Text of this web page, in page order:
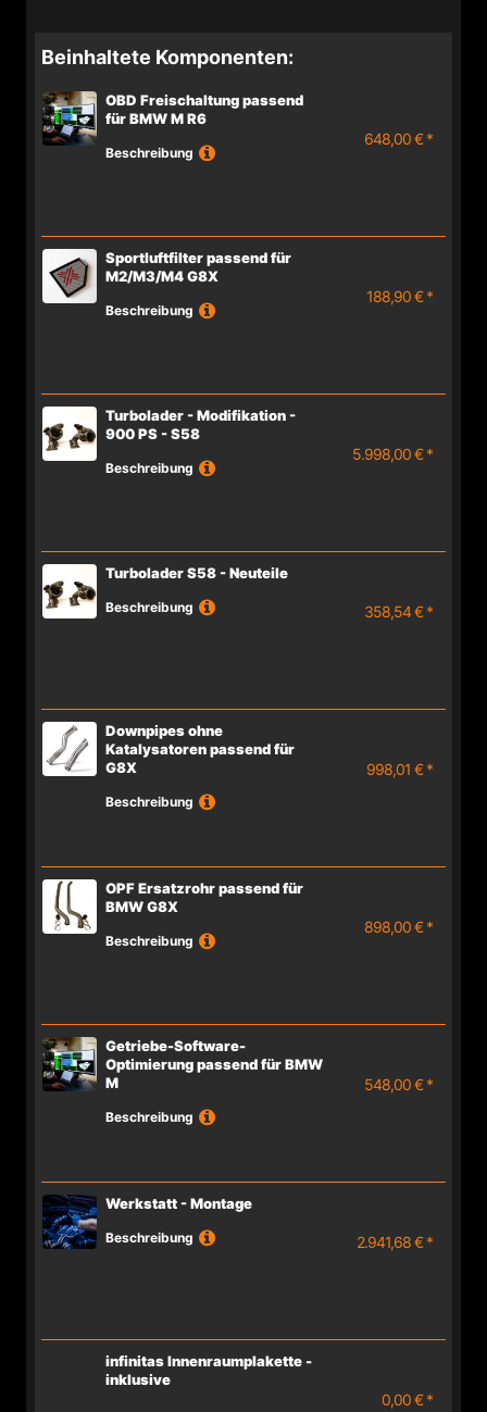
Beinhaltete Komponenten:
OBD Freischaltung passend
für BMW M R6
Beschreibung
648,00 € *
Sportluftfilter passend für
M2/M3/M4 G8X
Beschreibung
188,90 € *
Turbolader - Modifikation -
900 PS - S58
Beschreibung
5.998,00 € *
Turbolader S58 - Neuteile
Beschreibung 358,54 € *
Downpipes ohne
Katalysatoren passend für
G8X
Beschreibung
998,01 € *
OPF Ersatzrohr passend für
BMW G8X
Beschreibung
898,00 € *
Getriebe-Software-
Optimierung passend für BMW
M
Beschreibung
548,00 € *
Werkstatt - Montage
Beschreibung 2.941,68 € *
infinitas Innenraumplakette -
inklusive
0,00 € *